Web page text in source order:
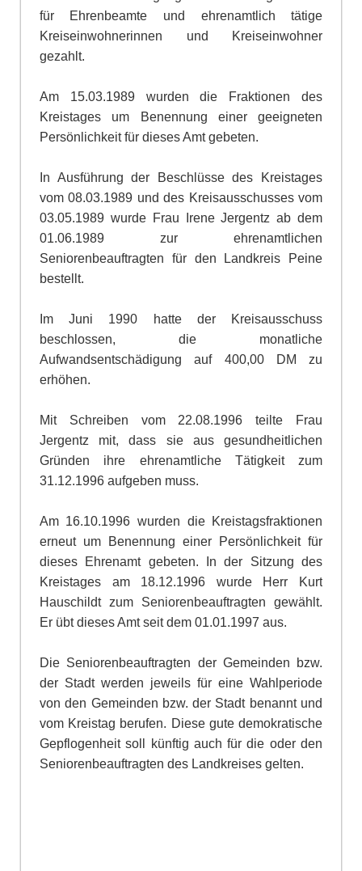
für Ehrenbeamte und ehrenamtlich tätige
Kreiseinwohnerinnen und Kreiseinwohner
gezahlt.
Am 15.03.1989 wurden die Fraktionen des
Kreistages um Benennung einer geeigneten
Persönlichkeit für dieses Amt gebeten.
In Ausführung der Beschlüsse des Kreistages
vom 08.03.1989 und des Kreisausschusses vom
03.05.1989 wurde Frau Irene Jergentz ab dem
01.06.1989 zur ehrenamtlichen
Seniorenbeauftragten für den Landkreis Peine
bestellt.
Im Juni 1990 hatte der Kreisausschuss
beschlossen, die monatliche
Aufwandsentschädigung auf 400,00 DM zu
erhöhen.
Mit Schreiben vom 22.08.1996 teilte Frau
Jergentz mit, dass sie aus gesundheitl ichen
Gründen ihre ehrenamtliche Tätigkeit zum
31.12.1996 aufgeben muss.
Am 16.10.1996 wurden die Kreistagsfraktionen
erneut um Benennung einer Persönlichkeit für
dieses Ehrenamt gebeten. In der Sitzung des
Kreistages am 18.12.1996 wurde Herr Kurt
Hauschildt zum Seniorenbeauftragten gewählt.
Er übt dieses Amt seit dem 01.01.1997 aus.
Die Seniorenbeauftragten der Gemeinden bzw.
der Stadt werden jeweils für eine Wahlperiode
von den Gemeinden bzw. der Stadt benannt und
vom Kreistag berufen. Diese gute demokratische
Gepflogenheit soll künftig auch für die oder den
Seniorenbeauftragten des Landkreises gelten.